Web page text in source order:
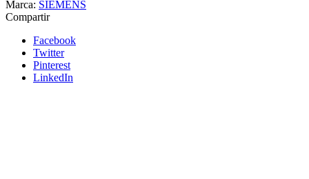
Marca: SIEMENS
Compartir
Facebook
Twitter
Pinterest
LinkedIn